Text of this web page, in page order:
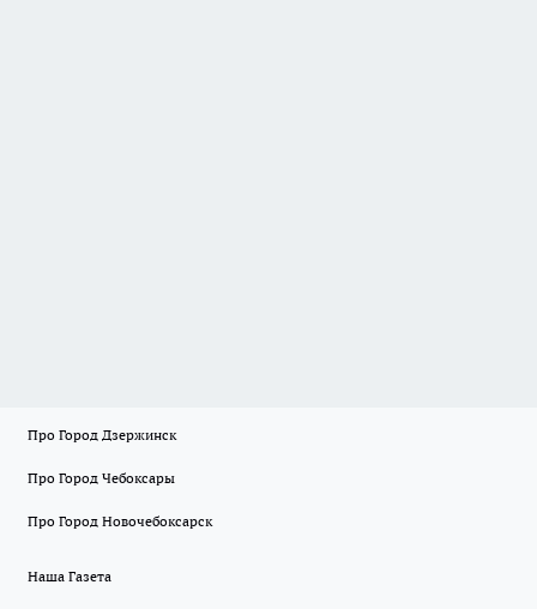
Про Город Дзержинск
Про Город Чебоксары
Про Город Новочебоксарск
Наша Газета